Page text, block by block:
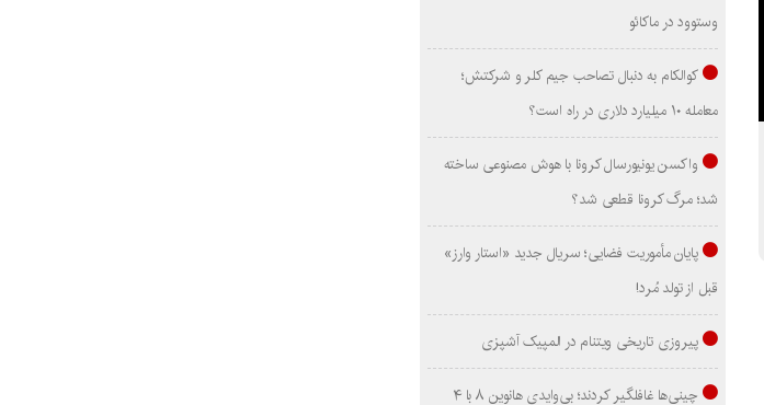
وستوود در ماکائو
کوالکام به دنبال تصاحب جیم کلر و شرکتش؛
معامله ۱۰ میلیارد دلاری در راه است؟
واکسن یونیورسال کرونا با هوش مصنوعی ساخته
شد؛ مرگ کرونا قطعی شد؟
پایان مأموریت فضایی؛ سریال جدید «استار وارز»
قبل از تولد مُرد!
پیروزی تاریخی ویتنام در المپیک آشپزی
چینی‌ها غافلگیر کردند؛ بی‌وایدی هانوین ۸ با ۴